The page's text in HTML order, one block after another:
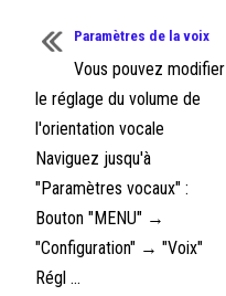
Paramètres de la voix
Vous pouvez modifier
le réglage du volume de
l'orientation vocale
Naviguez jusqu'à
"Paramètres vocaux" :
Bouton "MENU" →
"Configuration" → "Voix"
Régl ...